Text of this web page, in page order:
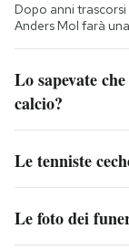
Dopo anni
Anders Mol farà
Lo sapevate
calcio?
Le tenniste
Le foto dei